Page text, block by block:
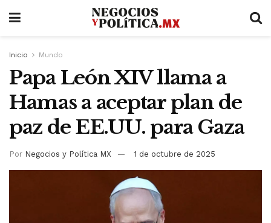
Inicio Mundo
Papa León XIV llama a
Hamas a aceptar plan de
paz de EE.UU. para Gaza
Por Negocios y Política MX 1 de octubre de 2025